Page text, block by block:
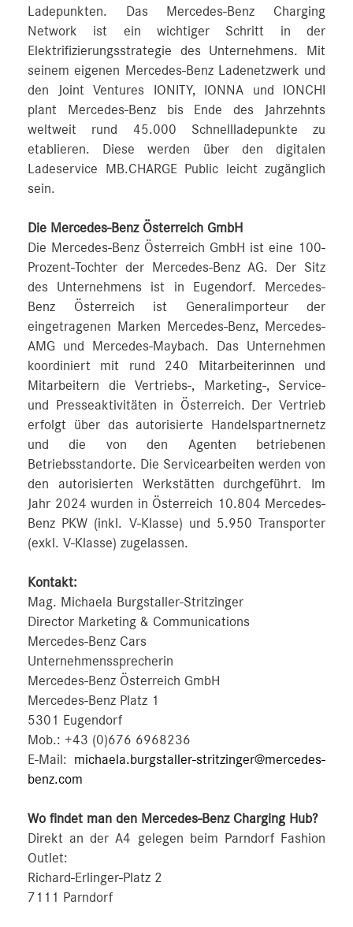
Ladepunkten. Das Mercedes-Benz Charging
Network ist ein wichtiger Schritt in der
Elektrifizierungsstrategie des Unternehmens. Mit
seinem eigenen Mercedes-Benz Ladenetzwerk und
den Joint Ventures IONITY, IONNA und IONCHI
plant Mercedes-Benz bis Ende des Jahrzehnts
weltweit rund 45.000 Schnellladepunkte zu
etablieren. Diese werden über den digitalen
Ladeservice MB.CHARGE Public leicht zugänglich
sein.
Die Mercedes-Benz Österreich GmbH
Die Mercedes-Benz Österreich GmbH ist eine 100-
Prozent-Tochter der Mercedes-Benz AG. Der Sitz
des Unternehmens ist in Eugendorf. Mercedes-
Benz Österreich ist Generalimporteur der
eingetragenen Marken Mercedes-Benz, Mercedes-
AMG und Mercedes-Maybach. Das Unternehmen
koordiniert mit rund 240 Mitarbeiterinnen und
Mitarbeitern die Vertriebs-, Marketing-, Service-
und Presseaktivitäten in Österreich. Der Vertrieb
erfolgt über das autorisierte Handelspartnernetz
und die von den Agenten betriebenen
Betriebsstandorte. Die Servicearbeiten werden von
den autorisierten Werkstätten durchgeführt. Im
Jahr 2024 wurden in Österreich 10.804 Mercedes-
Benz PKW (inkl. V-Klasse) und 5.950 Transporter
(exkl. V-Klasse) zugelassen.
Kontakt:
Mag. Michaela Burgstaller-Stritzinger
Director Marketing & Communications
Mercedes-Benz Cars
Unternehmenssprecherin
Mercedes-Benz Österreich GmbH
Mercedes-Benz Platz 1
5301 Eugendorf
Mob.: +43 (0)676 6968236
E-Mail: michaela.burgstaller-stritzinger@mercedes-
benz.com
Wo findet man den Mercedes-Benz Charging Hub?
Direkt an der A4 gelegen beim Parndorf Fashion
Outlet:
Richard-Erlinger-Platz 2
7111 Parndorf